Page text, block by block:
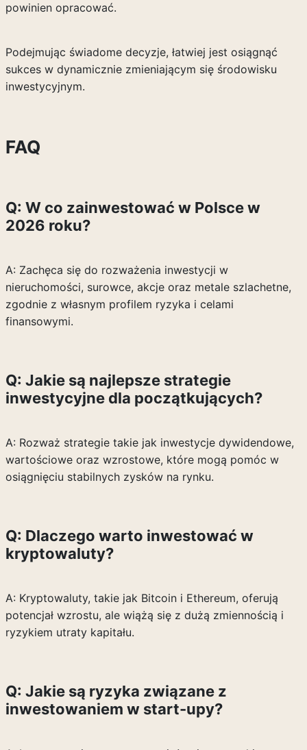
powinien opracować.
Podejmując świadome decyzje, łatwiej jest osiągnąć
sukces w dynamicznie zmieniającym się środowisku
inwestycyjnym.
FAQ
Q: W co zainwestować w Polsce w
2026 roku?
A: Zachęca się do rozważenia inwestycji w
nieruchomości, surowce, akcje oraz metale szlachetne,
zgodnie z własnym profilem ryzyka i celami
finansowymi.
Q: Jakie są najlepsze strategie
inwestycyjne dla początkujących?
A: Rozważ strategie takie jak inwestycje dywidendowe,
wartościowe oraz wzrostowe, które mogą pomóc w
osiągnięciu stabilnych zysków na rynku.
Q: Dlaczego warto inwestować w
kryptowaluty?
A: Kryptowaluty, takie jak Bitcoin i Ethereum, oferują
potencjał wzrostu, ale wiążą się z dużą zmiennością i
ryzykiem utraty kapitału.
Q: Jakie są ryzyka związane z
inwestowaniem w start-upy?